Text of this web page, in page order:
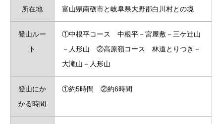
所在地 富山県南砺市と岐阜県大野郡白川村との境
登山ルー
ト
①中根平コース 中根平－宮屋敷－三ケ辻山
－人形山 ②高原嶺コース 林道とりつき－
大滝山－人形山
登山にか
かる時間
①約5時間 ②約6時間